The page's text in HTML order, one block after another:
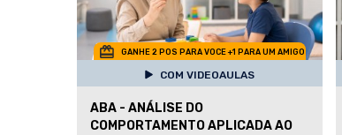
GANHE 2 POS PARA VOCE +1 PARA UM AMIGO
COM VIDEOAULAS
ABA - ANÁLISE DO
COMPORTAMENTO APLICADA AO